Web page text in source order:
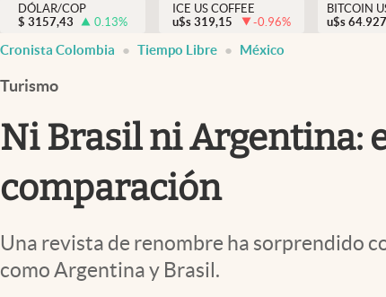
Tiempo libre
Dólar y mercados
Curiosidades
DÓLAR/COP
$ 3157,43 0.13%
ICE US COFFEE
u$s 319,15 -0.96%
BITCOIN
u$s
Cronista Colombia Tiempo Libre México
Turismo
Ni Brasil ni Argentina:
comparación
Una revista de renombre ha sorprendido
como Argentina y Brasil.